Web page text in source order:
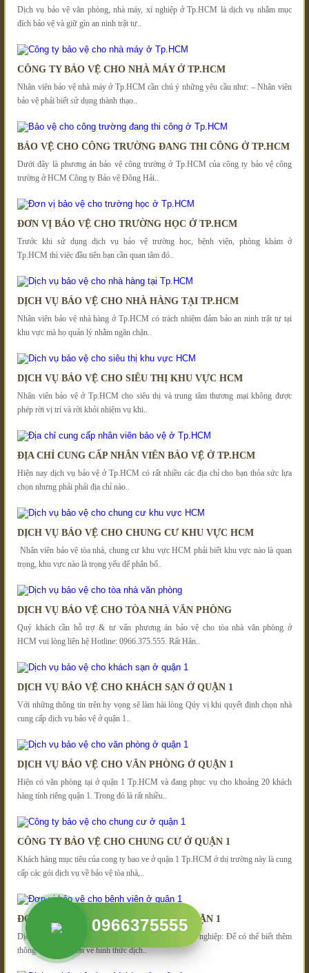
Dịch vụ bảo vệ văn phòng, nhà máy, xí nghiệp ở Tp.HCM là dịch vụ nhằm mục
đích bảo vệ và giữ gìn an ninh trật tự..
CÔNG TY BẢO VỆ CHO NHÀ MÁY Ở TP.HCM
Nhân viên bảo vệ nhà máy ở Tp.HCM cần chú ý những yêu cầu như: – Nhân viên
bảo vệ phải biết sử dụng thành thạo..
BẢO VỆ CHO CÔNG TRƯỜNG ĐANG THI CÔNG Ở TP.HCM
Dưới đây là phương án bảo vệ công trường ở Tp.HCM của công ty bảo vệ công
trường ở HCM Công ty Bảo vệ Đông Hải..
ĐƠN VỊ BẢO VỆ CHO TRƯỜNG HỌC Ở TP.HCM
Trước khi sử dụng dịch vụ bảo vệ trường học, bệnh viện, phòng khám ở
Tp.HCM thì việc đầu tiên bạn cần quan tâm đó..
DỊCH VỤ BẢO VỆ CHO NHÀ HÀNG TẠI TP.HCM
Nhân viên bảo vệ nhà hàng ở Tp.HCM có trách nhiệm đảm bảo an ninh trật tự tại
khu vực mà họ quản lý nhằm ngăn chặn..
DỊCH VỤ BẢO VỆ CHO SIÊU THỊ KHU VỰC HCM
Nhân viên bảo vệ ở Tp.HCM cho siêu thị và trung tâm thương mại không được
phép rời vị trí và rời khỏi nhiệm vụ khi..
ĐỊA CHỈ CUNG CẤP NHÂN VIÊN BẢO VỆ Ở TP.HCM
Hiện nay dịch vụ bảo vệ ở Tp.HCM có rất nhiều các địa chỉ cho bạn thỏa sức lựa
chọn nhưng phải phải địa chỉ nào..
DỊCH VỤ BẢO VỆ CHO CHUNG CƯ KHU VỰC HCM
Nhân viên bảo vệ tòa nhà, chung cư khu vực HCM phải biết khu vực nào là quan
trọng, khu vực nào là trọng yếu để phân bố..
DỊCH VỤ BẢO VỆ CHO TÒA NHÀ VĂN PHÒNG
Quý khách cần hỗ trợ & tư vấn phương án bảo vệ cho tòa nhà văn phòng ở
HCM vui lòng liên hệ Hotline: 0966.375.555. Rất Hân..
DỊCH VỤ BẢO VỆ CHO KHÁCH SẠN Ở QUẬN 1
Với những thông tin trên hy vọng sẽ làm hài lòng Qúy vị khi quyết định chọn nhà
cung cấp dịch vụ bảo vệ ở quận 1..
DỊCH VỤ BẢO VỆ CHO VĂN PHÒNG Ở QUẬN 1
Hiện có văn phòng tại ở quận 1 Tp.HCM và đang phục vụ cho khoảng 20 khách
hàng tính riêng quận 1. Trong đó là rất nhiều..
CÔNG TY BẢO VỆ CHO CHUNG CƯ Ở QUẬN 1
Khách hàng mục tiêu của cong ty bao ve ở quận 1 Tp.HCM ở thị trường này là cung
cấp các gói dịch vụ về bảo vệ tòa nhà,..
ĐƠN VỊ BẢO VỆ CHO BỆNH VIỆN Ở QUẬN 1
Dịch vụ bảo vệ công trình ở quận 1 Tp.HCM chuyên nghiệp: Để có thể biết thêm
thông tin chi tiết hơn về hình thức dịch..
0966375555